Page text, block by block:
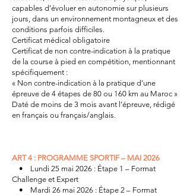
capables d’évoluer en autonomie sur plusieurs
jours, dans un environnement montagneux et des
conditions parfois difficiles.
Certificat médical obligatoire
Certificat de non contre-indication à la pratique
de la course à pied en compétition, mentionnant
spécifiquement :
« Non contre-indication à la pratique d’une
épreuve de 4 étapes de 80 ou 160 km au Maroc »
Daté de moins de 3 mois avant l’épreuve, rédigé
en français ou français/anglais.
ART 4 : PROGRAMME SPORTIF – MAI 2026
• Lundi 25 mai 2026 : Étape 1 – Format
Challenge et Expert
• Mardi 26 mai 2026 : Étape 2 – Format